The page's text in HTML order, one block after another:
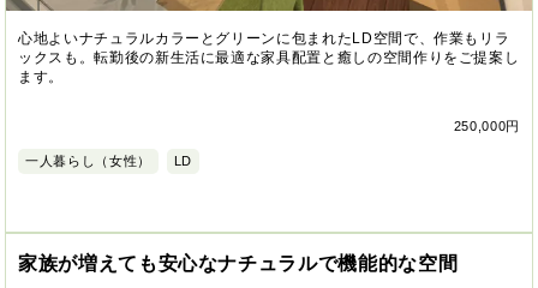
心地よいナチュラルカラーとグリーンに包まれたLD空間で、作業もリラ
ックスも。転勤後の新生活に最適な家具配置と癒しの空間作りをご提案し
ます。
250,000円
一人暮らし（女性） LD
家族が増えても安心なナチュラルで機能的な空間